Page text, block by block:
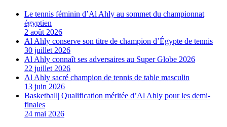
Le tennis féminin d’Al Ahly au sommet du championnat
égyptien
2 août 2026
Al Ahly conserve son titre de champion d’Égypte de tennis
30 juillet 2026
Al Ahly connaît ses adversaires au Super Globe 2026
22 juillet 2026
Al Ahly sacré champion de tennis de table masculin
13 juin 2026
Basketball| Qualification méritée d’Al Ahly pour les demi-
finales
24 mai 2026